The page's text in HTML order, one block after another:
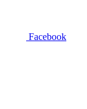
Facebook